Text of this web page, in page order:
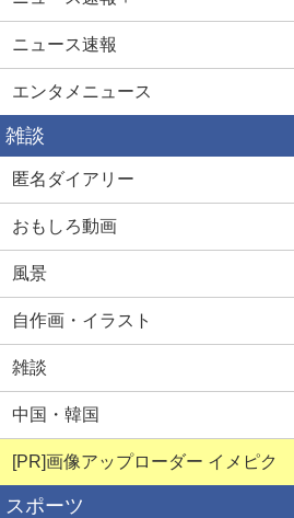
ニュース速報
エンタメニュース
雑談
匿名ダイアリー
おもしろ動画
風景
自作画・イラスト
雑談
中国・韓国
[PR]画像アップローダー イメピク
スポーツ